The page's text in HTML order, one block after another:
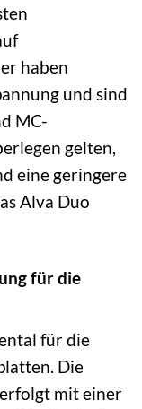
haben
und sind
MC-
gelten,
eine geringere
Alva Duo
für die
für die
Die
mit einer